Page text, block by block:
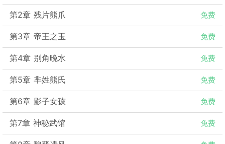
第2章 残片熊爪 免费
第3章 帝王之玉 免费
第4章 别角晚水 免费
第5章 芈姓熊氏 免费
第6章 影子女孩 免费
第7章 神秘武馆 免费